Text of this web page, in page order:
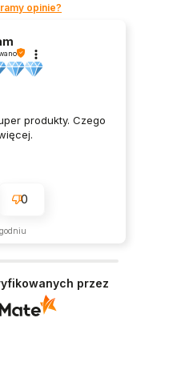
opinie?
produkty. Czego
0
przez